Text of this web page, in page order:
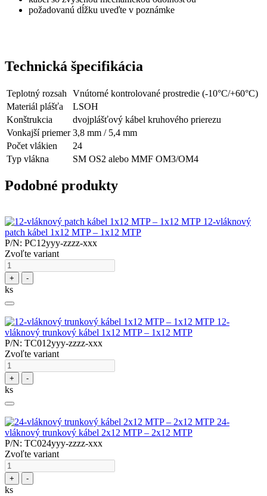
požadovanú dĺžku uveďte v poznámke
Technická špecifikácia
Teplotný rozsah
Vnútorné kontrolované prostredie (-10°C/+60°C)
Materiál plášťa
LSOH
Konštrukcia
dvojplášťový kábel kruhového prierezu
Vonkajší priemer 3,8 mm / 5,4 mm
Počet vlákien
24
Typ vlákna
SM OS2 alebo MMF OM3/OM4
Podobné produkty
12-vláknový
patch kábel 1x12 MTP – 1x12 MTP
P/N: PC12yyy-zzzz-xxx
Zvoľte variant
+ -
ks
12-
vláknový trunkový kábel 1x12 MTP – 1x12 MTP
P/N: TC012yyy-zzzz-xxx
Zvoľte variant
+ -
ks
24-
vláknový trunkový kábel 2x12 MTP – 2x12 MTP
P/N: TC024yyy-zzzz-xxx
Zvoľte variant
+ -
ks